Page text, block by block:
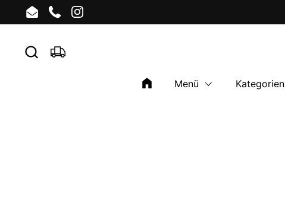
Skip to content
EmailPhoneInstagram
Menü Kategorien